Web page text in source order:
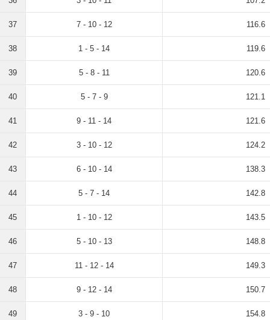
37 7 - 10 - 12 116.6
38 1 - 5 - 14 119.6
39 5 - 8 - 11 120.6
40 5 - 7 - 9 121.1
41 9 - 11 - 14 121.6
42 3 - 10 - 12 124.2
43 6 - 10 - 14 138.3
44 5 - 7 - 14 142.8
45 1 - 10 - 12 143.5
46 5 - 10 - 13 148.8
47 11 - 12 - 14 149.3
48 9 - 12 - 14 150.7
49 3 - 9 - 10 154.8